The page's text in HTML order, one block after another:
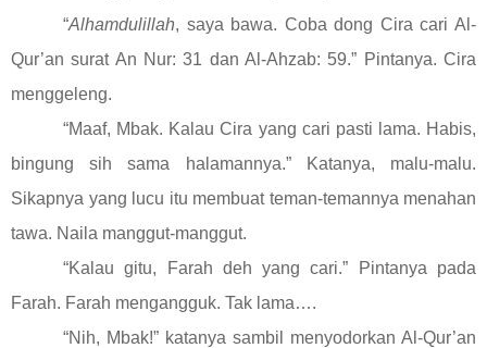
“Alhamdulillah, saya bawa. Coba dong Cira cari Al-
Qur’an surat An Nur: 31 dan Al-Ahzab: 59.” Pintanya. Cira
menggeleng.
“Maaf, Mbak. Kalau Cira yang cari pasti lama. Habis,
bingung sih sama halamannya.” Katanya, malu-malu.
Sikapnya yang lucu itu membuat teman-temannya menahan
tawa. Naila manggut-manggut.
“Kalau gitu, Farah deh yang cari.” Pintanya pada
Farah. Farah mengangguk. Tak lama….
“Nih, Mbak!” katanya sambil menyodorkan Al-Qur’an